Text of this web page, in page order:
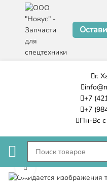
г.
+7
+7
Пн-Вс с
Нажмите, чтобы